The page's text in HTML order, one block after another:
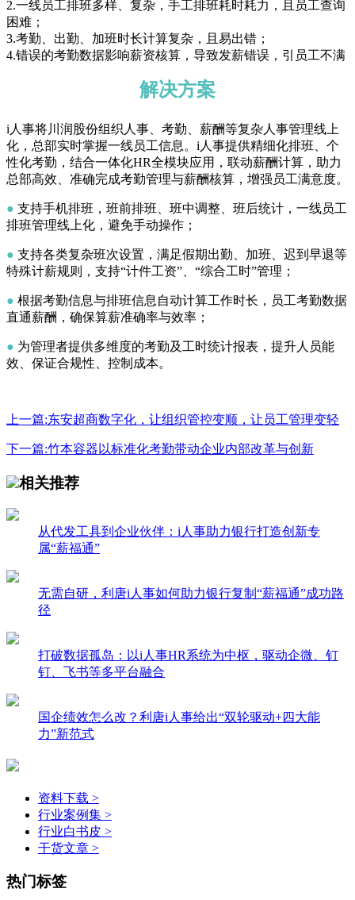
2.一线员工排班多样、复杂，手工排班耗时耗力，且员工查询
困难；
3.考勤、出勤、加班时长计算复杂，且易出错；
4.错误的考勤数据影响薪资核算，导致发薪错误，引员工不满
解决方案
i人事将川润股份组织人事、考勤、薪酬等复杂人事管理线上
化，总部实时掌握一线员工信息。i人事提供精细化排班、个
性化考勤，结合一体化HR全模块应用，联动薪酬计算，助力
总部高效、准确完成考勤管理与薪酬核算，增强员工满意度。
● 支持手机排班，班前排班、班中调整、班后统计，一线员工
排班管理线上化，避免手动操作；
● 支持各类复杂班次设置，满足假期出勤、加班、迟到早退等
特殊计薪规则，支持“计件工资”、“综合工时”管理；
● 根据考勤信息与排班信息自动计算工作时长，员工考勤数据
直通薪酬，确保算薪准确率与效率；
● 为管理者提供多维度的考勤及工时统计报表，提升人员能
效、保证合规性、控制成本。
上一篇:东安超商数字化，让组织管控变顺，让员工管理变轻
下一篇:竹本容器以标准化考勤带动企业内部改革与创新
相关推荐
从代发工具到企业伙伴：i人事助力银行打造创新专
属“薪福通”
无需自研，利唐i人事如何助力银行复制“薪福通”成功路
径
打破数据孤岛：以i人事HR系统为中枢，驱动企微、钉
钉、飞书等多平台融合
国企绩效怎么改？利唐i人事给出“双轮驱动+四大能
力”新范式
资料下载 >
行业案例集 >
行业白书皮 >
干货文章 >
热门标签